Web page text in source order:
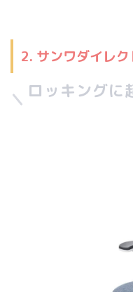
2. サンワダイレ
ロッキングに